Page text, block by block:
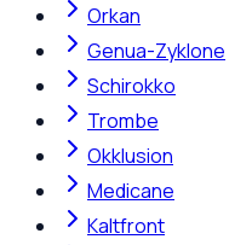
Orkan
Genua-Zyklone
Schirokko
Trombe
Okklusion
Medicane
Kaltfront